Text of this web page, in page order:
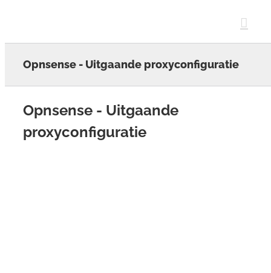
Opnsense - Uitgaande proxyconfiguratie
Opnsense - Uitgaande
proxyconfiguratie